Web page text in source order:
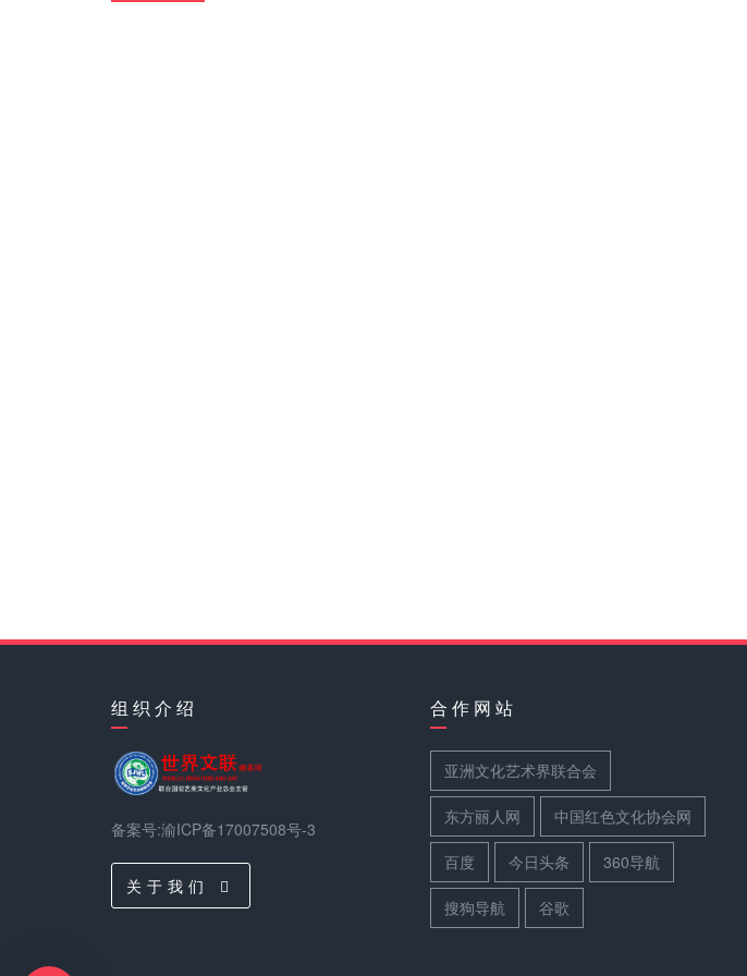
组 织 介 绍
备案号:渝ICP备17007508号-3
关 于 我 们
合 作 网 站
亚洲文化艺术界联合会
东方丽人网 中国红色文化协会网
百度 今日头条 360导航
搜狗导航 谷歌